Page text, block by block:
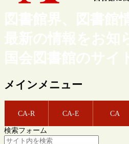
図書館界、図書館
最新の情報をお知
国会図書館のサイ
メインメニュー
CA-R CA-E CA
検索フォーム